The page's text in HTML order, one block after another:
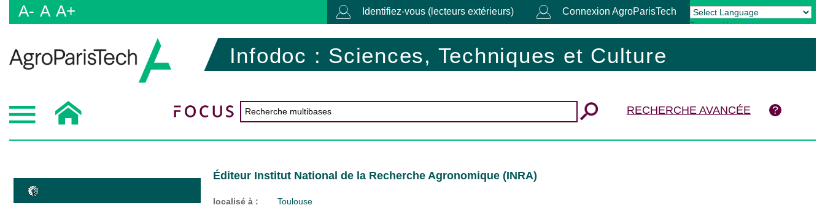
A- A A+ Identifiez-vous (lecteurs extérieurs) Connexion AgroParisTech
Powered by Translate
Infodoc : Sciences, Techniques et Culture
RECHERCHE AVANCÉE
Éditeur Institut National de la Recherche Agronomique (INRA)
localisé à : Toulouse